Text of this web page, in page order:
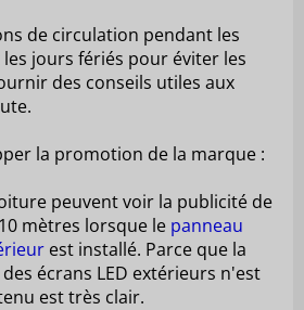
de circulation pendant les
jours fériés pour éviter les
des conseils utiles aux
la promotion de la marque :
peuvent voir la publicité de
mètres lorsque le panneau
est installé. Parce que la
écrans LED extérieurs n'est
est très clair.